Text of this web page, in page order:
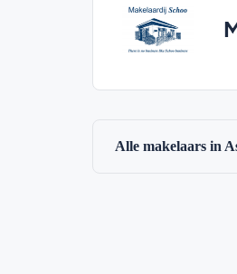
Alle makelaars in